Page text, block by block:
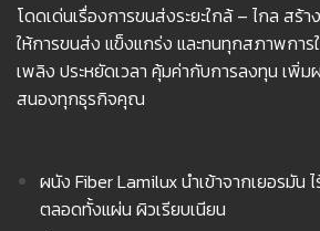
โดดเด่นเรื่องการขนส่งระยะใกล้ – ไกล สร้
ให้การขนส่ง แข็งแกร่ง และทนทุกสภาพการ
เพลิง ประหยัดเวลา คุ้มค่ากับการลงทุน เพิ่
สนองทุกธุรกิจคุณ
ผนัง Fiber Lamilux นำเข้าจากเยอรมัน
ตลอดทั้งแผ่น ผิวเรียบเนียน